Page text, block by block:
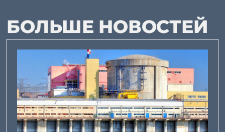
БОЛЬШЕ НОВОСТЕЙ